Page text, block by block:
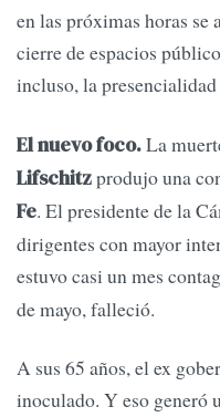
en las próximas horas se
cierre de espacios
incluso, la presencialidad
El nuevo foco.La
Lifschitzprodujo una
Fe. El presidente de la
dirigentes con mayor
estuvo casi un mes
de mayo, falleció.
A sus 65 años, el ex
inoculado. Y eso generó